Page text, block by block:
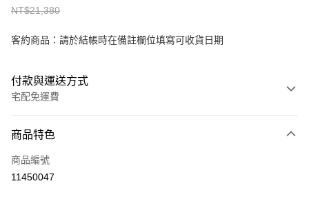
NT$21,380
客約商品：請於結帳時在備註欄位填寫可收貨日期
付款與運送方式
宅配免運費
信用卡一次付款
信用卡分期付款
商品特色
商品編號
11450047